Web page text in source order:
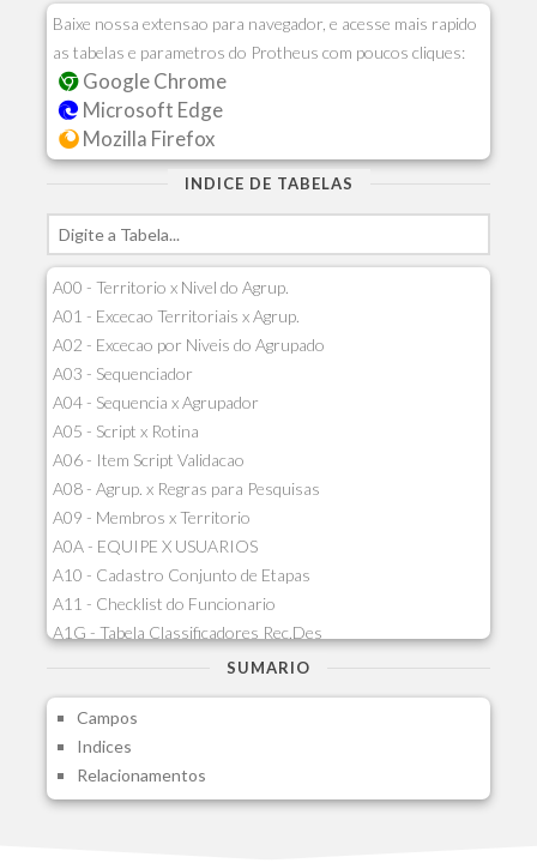
Baixe nossa extensao para navegador, e acesse mais rapido
as tabelas e parametros do Protheus com poucos cliques:
Google Chrome
Microsoft Edge
Mozilla Firefox
INDICE DE TABELAS
A00 - Territorio x Nivel do Agrup.
A01 - Excecao Territoriais x Agrup.
A02 - Excecao por Niveis do Agrupado
A03 - Sequenciador
A04 - Sequencia x Agrupador
A05 - Script x Rotina
A06 - Item Script Validacao
A08 - Agrup. x Regras para Pesquisas
A09 - Membros x Territorio
A0A - EQUIPE X USUARIOS
A10 - Cadastro Conjunto de Etapas
A11 - Checklist do Funcionario
A1G - Tabela Classificadores Rec.Des
A1H - Itens Tabela Classif.Rec.Desp.
A1J - Itens Aglutinadores Visao
A1N - Tipos de Card
A1O - Cards Dashboard
A1P - Tipos de Charts
SUMARIO
Campos
Indices
Relacionamentos